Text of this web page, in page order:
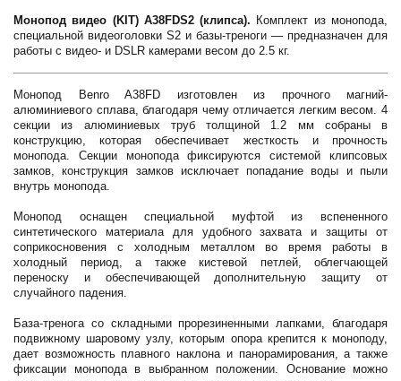
Монопод видео (KIT) A38FDS2 (клипса). Комплект из монопода,
специальной видеоголовки S2 и базы-треноги — предназначен для
работы с видео- и DSLR камерами весом до 2.5 кг.
Монопод Benro A38FD изготовлен из прочного магний-
алюминиевого сплава, благодаря чему отличается легким весом. 4
секции из алюминиевых труб толщиной 1.2 мм собраны в
конструкцию, которая обеспечивает жесткость и прочность
монопода. Секции монопода фиксируются системой клипсовых
замков, конструкция замков исключает попадание воды и пыли
внутрь монопода.
Монопод оснащен специальной муфтой из вспененного
синтетического материала для удобного захвата и защиты от
соприкосновения с холодным металлом во время работы в
холодный период, а также кистевой петлей, облегчающей
переноску и обеспечивающей дополнительную защиту от
случайного падения.
База-тренога со складными прорезиненными лапками, благодаря
подвижному шаровому узлу, которым опора крепится к моноподу,
дает возможность плавного наклона и панорамирования, а также
фиксации монопода в выбранном положении. Основание можно